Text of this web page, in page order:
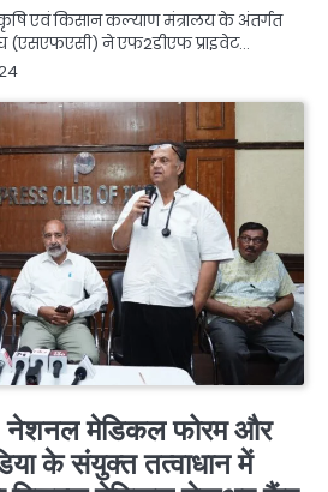
एवं किसान कल्याण मंत्रालय के अंतर्गत
ने एफ2डीएफ प्राइवेट…
नेशनल मेडिकल फोरम और
के संयुक्त तत्वाधान में